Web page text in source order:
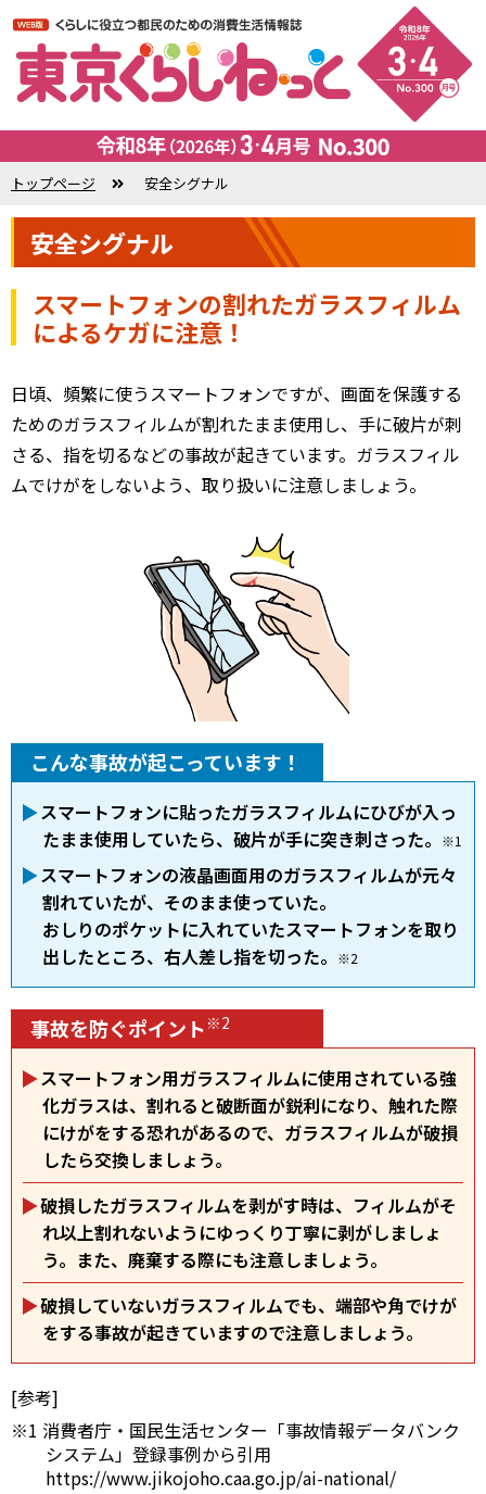
トップページ 安全シグナル
安全シグナル
スマートフォンの割れたガラスフィルム
によるケガに注意！
日頃、頻繁に使うスマートフォンですが、画面を保護する
ためのガラスフィルムが割れたまま使用し、手に破片が刺
さる、指を切るなどの事故が起きています。ガラスフィル
ムでけがをしないよう、取り扱いに注意しましょう。
こんな事故が起こっています！
スマートフォンに貼ったガラスフィルムにひびが入っ
たまま使用していたら、破片が手に突き刺さった。
※1
スマートフォンの液晶画面用のガラスフィルムが元々
割れていたが、そのまま使っていた。
おしりのポケットに入れていたスマートフォンを取り
出したところ、右人差し指を切った。
※2
事故を防ぐポイント ※2
スマートフォン用ガラスフィルムに使用されている強
化ガラスは、割れると破断面が鋭利になり、触れた際
にけがをする恐れがあるので、ガラスフィルムが破損
したら交換しましょう。
破損したガラスフィルムを剥がす時は、フィルムがそ
れ以上割れないようにゆっくり丁寧に剥がしましょ
う。また、廃棄する際にも注意しましょう。
破損していないガラスフィルムでも、端部や角でけが
をする事故が起きていますので注意しましょう。
[参考]
※1 消費者庁・国民生活センター「事故情報データバンク
システム」登録事例から引用
https://www.jikojoho.caa.go.jp/ai-national/